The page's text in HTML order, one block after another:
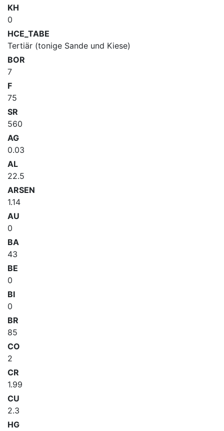
KH
0
HCE_TABE
Tertiär (tonige Sande und Kiese)
BOR
7
F
75
SR
560
AG
0.03
AL
22.5
ARSEN
1.14
AU
0
BA
43
BE
0
BI
0
BR
85
CO
2
CR
1.99
CU
2.3
HG